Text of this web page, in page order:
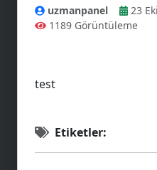
💜
uzmanpanel
23
1189 Görüntüleme
test
Etiketler: